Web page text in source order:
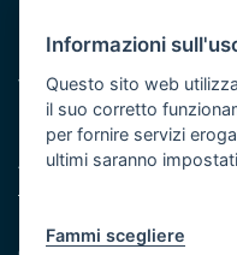
Protezione civile
Vai al sito di Protezione
Iniziativa finanziata con
Asse XI
Note legali
Informazioni
Questo sito web
il suo corretto
per fornire servizi
ultimi saranno
Fammi scegliere